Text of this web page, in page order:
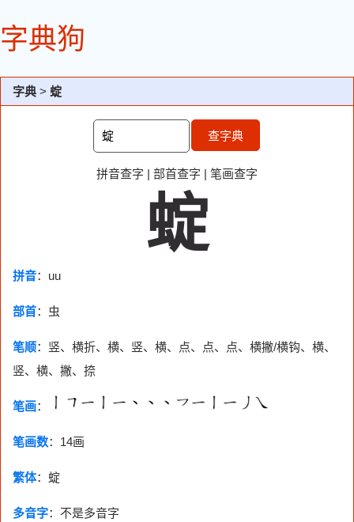
字典狗
字典 > 蝊
查字典
拼音查字 | 部首查字 | 笔画查字
蝊
拼音：uu
部首： 虫
笔顺：竖、横折、横、竖、横、点、点、点、横撇/横钩、横、
竖、横、撇、捺
笔画：
笔画数： 14画
繁体：蝊
多音字：不是多音字